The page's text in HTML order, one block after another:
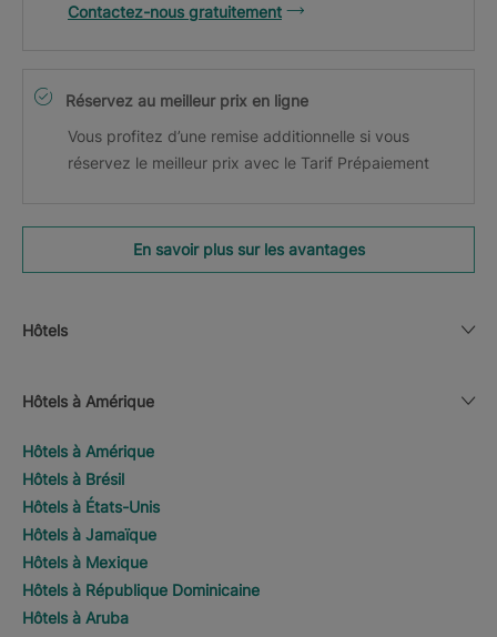
Contactez-nous gratuitement
Réservez au meilleur prix en ligne
Vous profitez d’une remise additionnelle si vous
réservez le meilleur prix avec le Tarif Prépaiement
En savoir plus sur les avantages
Hôtels
Hôtels à Amérique
Hôtels à Amérique
Hôtels à Brésil
Hôtels à États-Unis
Hôtels à Jamaïque
Hôtels à Mexique
Hôtels à République Dominicaine
Hôtels à Aruba